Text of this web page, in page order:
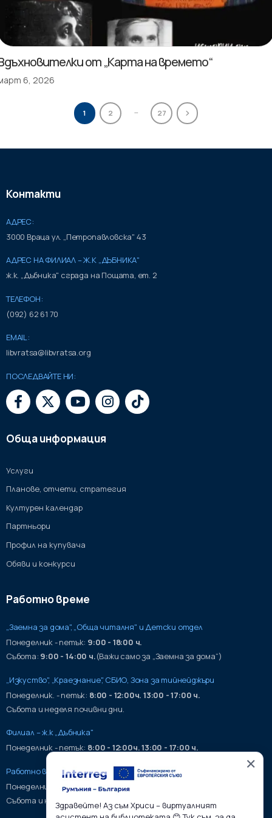
от „Карта на времето“
6, 2026
1 2 … 27
Контакти
АДРЕС:
3000 Враца ул. „Петропавловска" 43
АДРЕС НА ФИЛИАЛ – Ж.К „ДЪБНИКА"
ж.к. „Дъбника" сграда на Пощата, ет. 2
ТЕЛЕФОН:
(092) 62 61 70
EMAIL:
libvratsa@libvratsa.org
ПОСЛЕДВАЙТЕ НИ:
Обща информация
Услуги
Планове, отчети, стратегия
Културен календар
Партньори
Профил на купувача
Обяви и конкурси
Работно време
„Заемна за дома", „Обща читалня" и Детски отдел
Понеделник - петък: 9:00 - 18:00 ч.
Събота: 9:00 - 14:00 ч.(Важи само за „Заемна за дома“)
„Изкуство", „Краезнание", СБИО, Зона за тийнейджъри
Понеделник. - петък: 8:00 - 12:00ч. 13:00 - 17:00 ч.
Събота и неделя почивни дни.
Филиал – ж.к „Дъбника"
Понеделник - петък: 8:00 - 12:00ч. 13:00 - 17:00 ч.
Работно време на хранилища:
Понеделник - петък:9:00 - 17:00ч.
Събота и неделя почивни дни.
✕
Здравейте! Аз съм Хриси – виртуалният